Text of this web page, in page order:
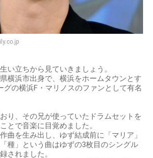
い立ちから見ていきましょう。
横浜市出身で、横浜をホームタウンとす
グの横浜F・マリノスのファンとして有名
り、その兄が使っていたドラムセットを
とで音楽に目覚めました。
曲を生み出し、ゆず結成前に「マリア」
種」という曲はゆずの3枚目のシングル
されました。